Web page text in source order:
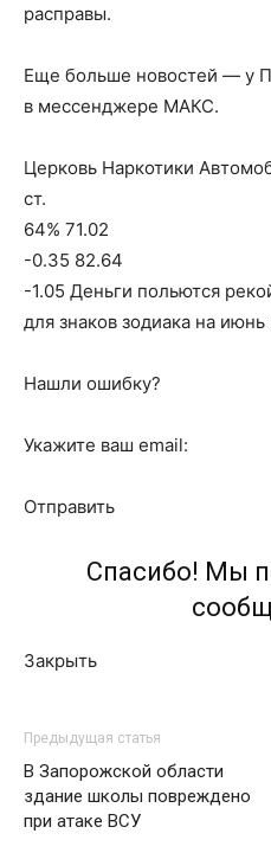
расправы.
Еще больше новостей — у
в мессенджере МАКС.
Церковь Наркотики
ст.
64% 71.02
-0.35 82.64
-1.05 Деньги польются
для знаков зодиака на
Нашли ошибку?
Укажите ваш email:
Отправить
Спасибо! Мы
Закрыть
Предыдущая статья
В Запорожской области
здание школы повреждено
при атаке ВСУ